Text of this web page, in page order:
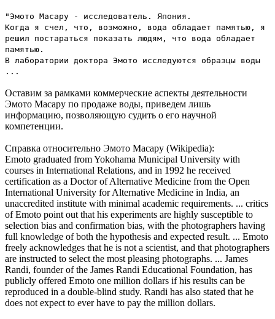
"Эмото Масару - исследователь. Япония.
Когда я счел, что, возможно, вода обладает памятью, я
решил постараться показать людям, что вода обладает
памятью.
В лаборатории доктора Эмото исследуются образцы воды
...
Оставим за рамками коммерческие аспекты деятельности
Эмото Масару по продаже воды, приведем лишь
информацию, позволяющую судить о его научной
компетенции.
Справка относительно Эмото Масару (Wikipedia):
Emoto graduated from Yokohama Municipal University with
courses in International Relations, and in 1992 he received
certification as a Doctor of Alternative Medicine from the Open
International University for Alternative Medicine in India, an
unaccredited institute with minimal academic requirements. ... critics
of Emoto point out that his experiments are highly susceptible to
selection bias and confirmation bias, with the photographers having
full knowledge of both the hypothesis and expected result. ... Emoto
freely acknowledges that he is not a scientist, and that photographers
are instructed to select the most pleasing photographs. ... James
Randi, founder of the James Randi Educational Foundation, has
publicly offered Emoto one million dollars if his results can be
reproduced in a double-blind study. Randi has also stated that he
does not expect to ever have to pay the million dollars.